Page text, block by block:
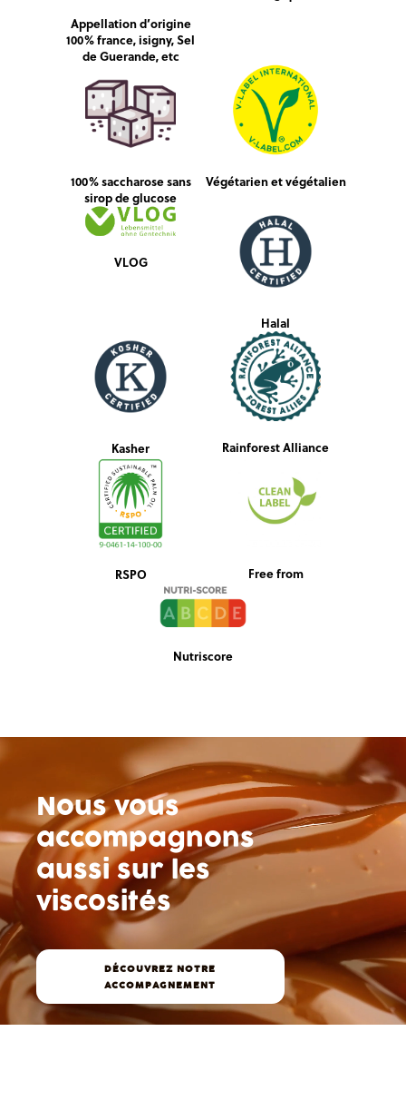
Appellation d’origine
100% france, isigny, Sel
de Guerande, etc
100% saccharose sans
sirop de glucose
Végétarien et végétalien
VLOG
Halal
Kasher Rainforest Alliance
RSPO Free from
Nutriscore
Nous vous
accompagnons
aussisur les
viscosités
DÉCOUVREZ NOTRE
ACCOMPAGNEMENT